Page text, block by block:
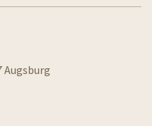
Augsburg